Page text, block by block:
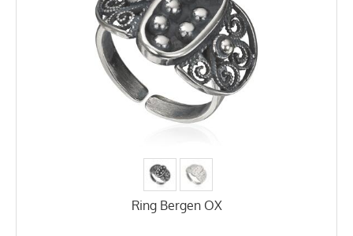
Ring Bergen OX